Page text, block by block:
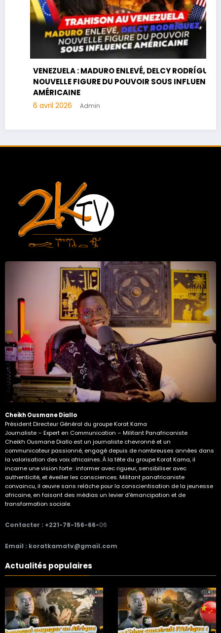
VENEZUELA : MADURO ENLEVÉ, DELCY RODRÍGUEZ,
NOUVELLE FIGURE DU POUVOIR SOUS INFLUENCE
AMÉRICAINE
6 avril 2026 Admin
Cheikh Ousmane Diallo
Président Directeur Général du groupe Korat Kama
Journaliste – Expert en Communication – Militant Panafricaniste
Cheikh Ousmane Diallo est un journaliste chevronné et un
communicateur passionné, engagé depuis de nombreuses années dans
la valorisation des voix africaines. À la tête du groupe Korat Kama, il
incarne une vision forte : informer avec rigueur, sensibiliser avec
authenticité, et éveiller les consciences. Militant panafricaniste
convaincu, il œuvre sans relâche pour la conscientisation de la jeunesse
africaine, en faisant des médias un levier d'émancipation et de
transformation sociale.
Contacter : +221-78-156-66-06
Email : koratkamatv@gmail.com
Actualités populaires